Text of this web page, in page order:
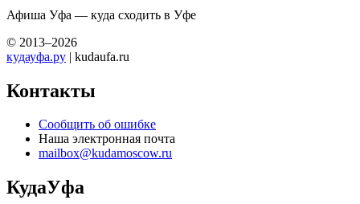
Афиша Уфа — куда сходить в Уфе
© 2013–2026
кудауфа.ру | kudaufa.ru
Контакты
Сообщить об ошибке
Наша электронная почта
mailbox@kudamoscow.ru
КудаУфа